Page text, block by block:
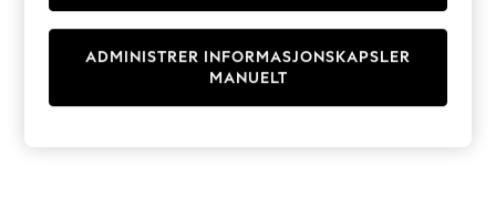
Sets & Outfits
T-Shirts
ADMINISTRER INFORMASJONSKAPSLER
MANUELT